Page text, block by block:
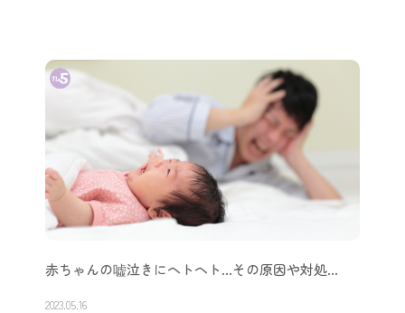
赤ちゃんの嘘泣きにヘトヘト…その原因や対処…
2023.05.16